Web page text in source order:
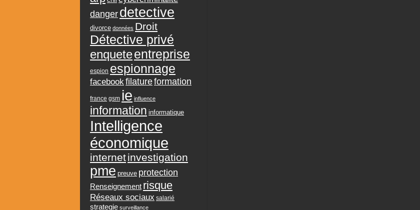
danger detective
divorce données Droit
Détective privé
enqueteentreprise
espion espionnage
facebookfilatureformation
france gsm ie influence
information informatique
Intelligence
économique
internetinvestigation
pme preuve protection
Renseignement risque
Réseaux sociaux salarié
strategie surveillance